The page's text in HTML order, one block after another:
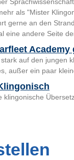
als "Mister
gerne an den
eine andere Seite
Academy
auf den jungen
außer ein paar